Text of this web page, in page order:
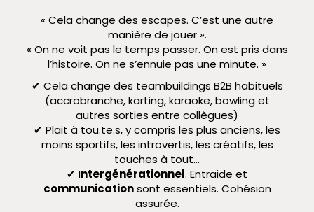
« Cela change des escapes. C’est une autre
manière de jouer ».
« On ne voit pas le temps passer. On est pris dans
l’histoire. On ne s’ennuie pas une minute. »
✔︎ Cela change des teambuildings B2B habituels
(accrobranche, karting, karaoke, bowling et
autres sorties entre collègues)
✔︎ Plait à tou.te.s, y compris les plus anciens, les
moins sportifs, les introvertis, les créatifs, les
touches à tout…
✔︎ Intergénérationnel. Entraide et
communicationsont essentiels. Cohésion
assurée.